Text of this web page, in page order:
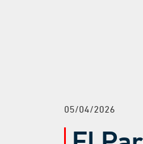
05/04/2026